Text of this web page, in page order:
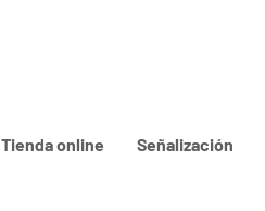
Tienda online Señalización